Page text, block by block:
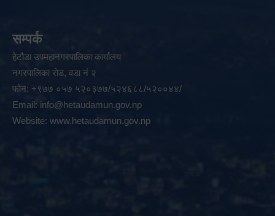
सम्पर्क
हेटौडा उपमहानगरपालिका कार्यालय
नगरपालिका रोड, वडा नं २
फोन: +९७७ ०५७ ५२०३७७/५२४६८८/५२००४४/
Email: info@hetaudamun.gov.np
Website: www.hetaudamun.gov.np